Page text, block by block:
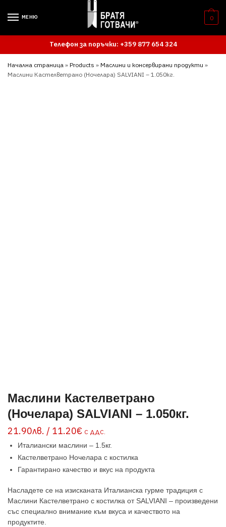
МЕНЮ 0
Телефон за поръчки: +359 877 654 324
Начална страница » Products » Маслини и консервирани продукти »
Маслини Кастелветрано (Ночелара) SALVIANI – 1.050кг.
Маслини Кастелветрано
(Ночелара) SALVIANI – 1.050кг.
21.90лв. / 11.20€ С ДДС.
Италиански маслини – 1.5кг.
Кастелветрано Ночелара с костилка
Гарантирано качество и вкус на продукта
Насладете се на изисканата Италианска гурме традиция с
Маслини Кастелветрано с костилка от SALVIANI – произведени
със специално внимание към вкуса и качеството на
продуктите.